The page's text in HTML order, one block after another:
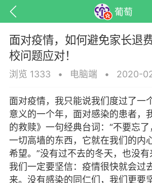
葡萄
百问百答 产品服务 需求
面对疫情，如何避免家长退
校问题应对！
浏览 1333 • 电脑端 • 2020-
面对疫情，我只能说我们度过了一
意义的一个年，面对感染的患者，
的救赎》一句经典台词：“不要忘
一切高墙的东西，它就在我们的内
希望。”没有过不去的冬天，也没有
我们一定要坚信：疫情很快就会过
来。没有感染的同仁们，我们更要